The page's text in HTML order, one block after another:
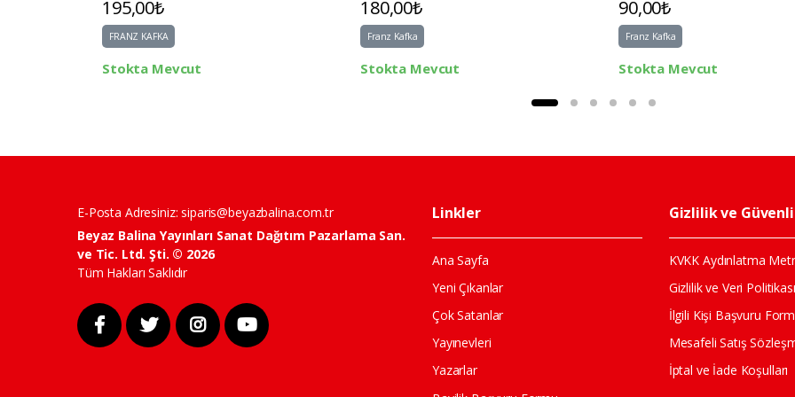
195,00₺
FRANZ KAFKA
Stokta Mevcut
180,00₺
Franz Kafka
Stokta Mevcut
90,00₺
Franz Kafka
Stokta Mevcut
E-Posta Adresiniz:siparis@beyazbalina.com.tr
Beyaz Balina Yayınları Sanat Dağıtım Pazarlama San.
ve Tic. Ltd. Şti. © 2026
Tüm Hakları Saklıdır
Linkler
Ana Sayfa
Yeni Çıkanlar
Çok Satanlar
Yayınevleri
Yazarlar
Gizlilik ve
KVKK Aydınlatma
Gizlilik ve Veri Politikası
İlgili Kişi Başvuru
Mesafeli Satış
İptal ve İade Koşulları